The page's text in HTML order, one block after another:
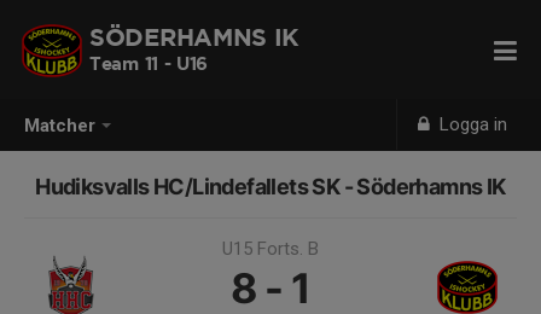
Matcher Logga in
SÖDERHAMNS IK
Team 11 - U16
Hudiksvalls HC/Lindefallets SK - Söderhamns IK
U15 Forts. B
8 - 1